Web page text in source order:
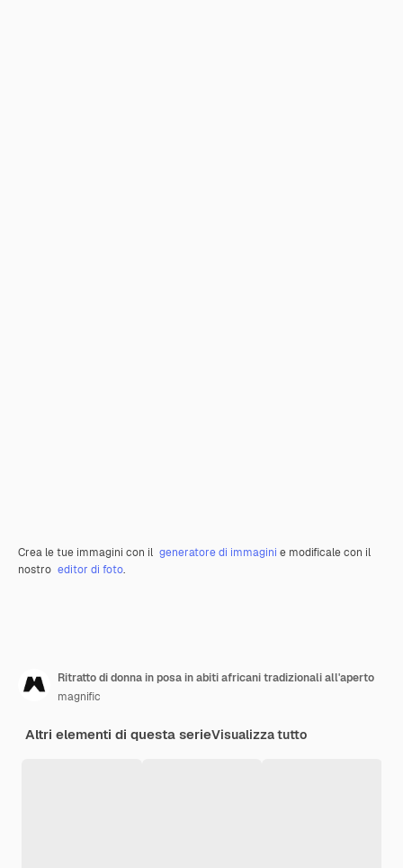
Crea le tue immagini con il generatore di immagini e modificale con il
nostro editor di foto.
Ritratto di donna in posa in abiti africani tradizionali all'aperto
magnific
Altri elementi di questa serieVisualizza tutto